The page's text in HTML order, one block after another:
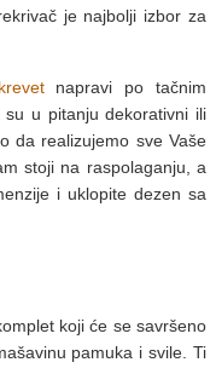
je najbolji izbor za
napravi po tačnim
u pitanju dekorativni ili
da realizujemo sve Vaše
stoji na raspolaganju, a
i uklopite dezen sa
koji će se savršeno
pamuka i svile. Ti